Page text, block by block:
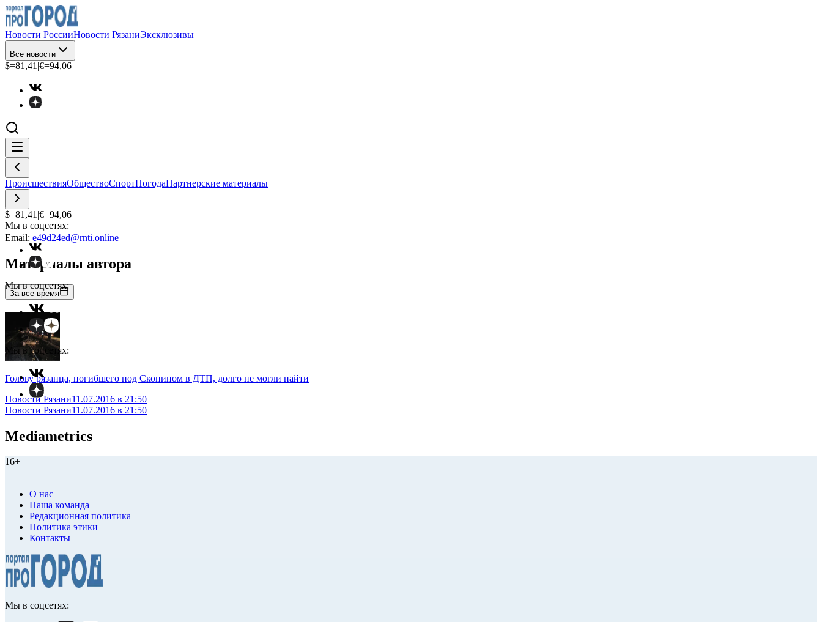
Новости РоссииНовости РязаниЭксклюзивы
Все новости
$=81,41 |€=94,06
ПроисшествияОбществоСпортПогодаПартнерские материалы
$=81,41 |€=94,06
Мы в соцсетях:
Мы в соцсетях:
Мы в соцсетях:
Email: e49d24ed@rnti.online
Материалы автора
За все время
Голову рязанца, погибшего под Скопином в ДТП, долго не могли найти
Новости Рязани11.07.2016 в 21:50
Новости Рязани11.07.2016 в 21:50
Mediametrics
16+
О нас
Наша команда
Редакционная политика
Политика этики
Контакты
Мы в соцсетях: